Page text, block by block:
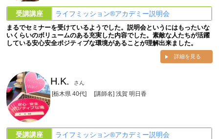
受講講座 ライフミッション®︎アカデミー説明会
まるでセミナーを受けているようでした。説明会というにはもったいな
いくらいのボリュームのある充実した内容でした。素敵な人たちが活躍
している安心安全ポジティブな環境があることが理解出来ました。
詳細を見る
H.K. さん
[栃木県 40代] [講師名] 浅賀 明日香
受講講座 ライフミッション®︎アカデミー説明会